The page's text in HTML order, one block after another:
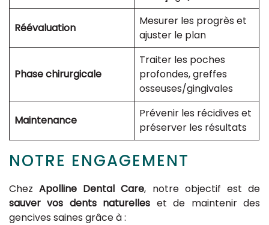
Réévaluation
Mesurer les progrès et
ajuster le plan
Phase chirurgicale
Traiter les poches
profondes, greffes
osseuses/gingivales
Maintenance
Prévenir les récidives et
préserver les résultats
NOTRE ENGAGEMENT
ChezApolline Dental Care, notre objectif est de
sauver vos dents naturelles et de maintenir des
gencives saines grâce à :